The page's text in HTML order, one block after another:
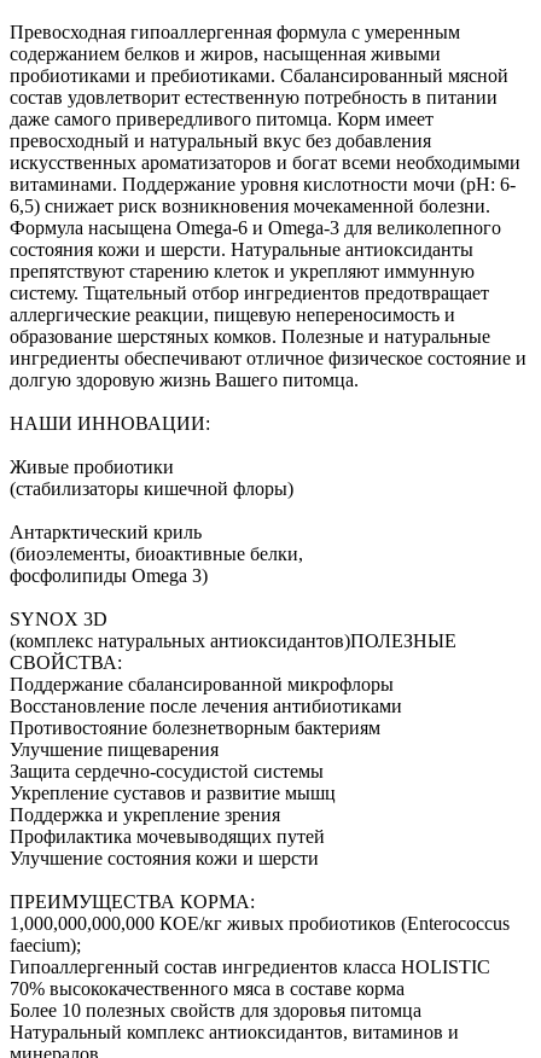
Превосходная гипоаллергенная формула с умеренным
содержанием белков и жиров, насыщенная живыми
пробиотиками и пребиотиками. Сбалансированный мясной
состав удовлетворит естественную потребность в питании
даже самого привередливого питомца. Корм имеет
превосходный и натуральный вкус без добавления
искусственных ароматизаторов и богат всеми необходимыми
витаминами. Поддержание уровня кислотности мочи (pH: 6-
6,5) снижает риск возникновения мочекаменной болезни.
Формула насыщена Omega-6 и Omega-3 для великолепного
состояния кожи и шерсти. Натуральные антиоксиданты
препятствуют старению клеток и укрепляют иммунную
систему. Тщательный отбор ингредиентов предотвращает
аллергические реакции, пищевую непереносимость и
образование шерстяных комков. Полезные и натуральные
ингредиенты обеспечивают отличное физическое состояние и
долгую здоровую жизнь Вашего питомца.
НАШИ ИННОВАЦИИ:
Живые пробиотики
(стабилизаторы кишечной флоры)
Антарктический криль
(биоэлементы, биоактивные белки,
фосфолипиды Omega 3)
SYNOX 3D
(комплекс натуральных антиоксидантов)ПОЛЕЗНЫЕ
СВОЙСТВА:
Поддержание сбалансированной микрофлоры
Восстановление после лечения антибиотиками
Противостояние болезнетворным бактериям
Улучшение пищеварения
Защита сердечно-сосудистой системы
Укрепление суставов и развитие мышц
Поддержка и укрепление зрения
Профилактика мочевыводящих путей
Улучшение состояния кожи и шерсти
ПРЕИМУЩЕСТВА КОРМА:
1,000,000,000,000 КОЕ/кг живых пробиотиков (Enterococcus
faecium);
Гипоаллергенный состав ингредиентов класса HOLISTIC
70% высококачественного мяса в составе корма
Более 10 полезных свойств для здоровья питомца
Натуральный комплекс антиоксидантов, витаминов и
минералов